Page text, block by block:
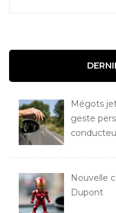
Mégots
geste
Nouvelle
Dupont